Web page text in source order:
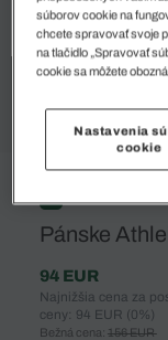
%
Pánske
94 EUR
Najnižšia cena za
ceny: 94 EUR (0%)
Bežná cena: 156 EUR
súborov cookie na
chcete spravovať svoje
na tlačidlo „Spravovať
cookie sa môžete
Nastavenia
cookie